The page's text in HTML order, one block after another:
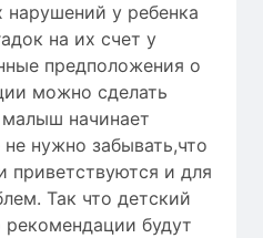
у ребенка
на их счет у
предположения о
можно сделать
начинает
нужно забывать,что
приветствуются и для
Так что детский
рекомендации будут